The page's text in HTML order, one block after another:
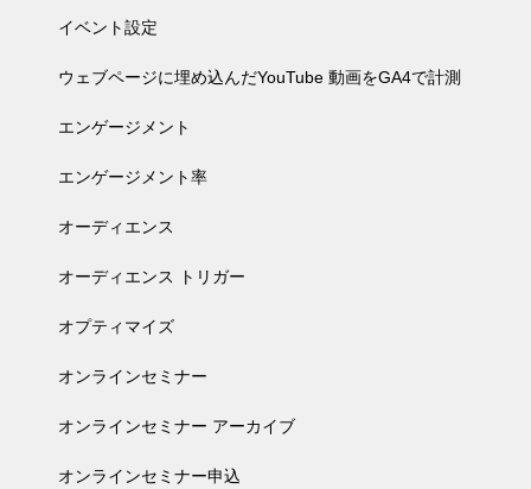
イベント設定
ウェブページに埋め込んだYouTube 動画をGA4で計測
エンゲージメント
エンゲージメント率
オーディエンス
オーディエンス トリガー
オプティマイズ
オンラインセミナー
オンラインセミナー アーカイブ
オンラインセミナー申込